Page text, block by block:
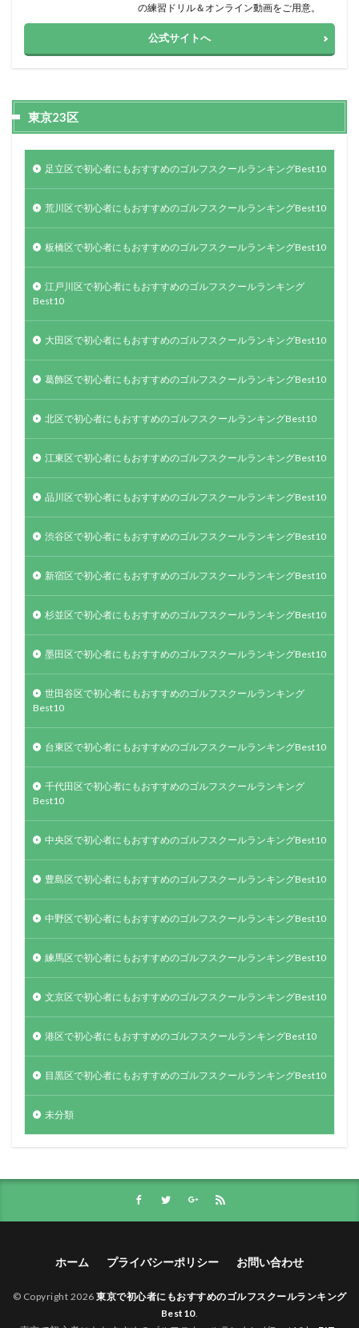
の練習ドリル＆オンライン動画をご用意。
公式サイトへ
東京23区
足立区で初心者にもおすすめのゴルフスクールランキングBest10
荒川区で初心者にもおすすめのゴルフスクールランキングBest10
板橋区で初心者にもおすすめのゴルフスクールランキングBest10
江戸川区で初心者にもおすすめのゴルフスクールランキング
Best10
大田区で初心者にもおすすめのゴルフスクールランキングBest10
葛飾区で初心者にもおすすめのゴルフスクールランキングBest10
北区で初心者にもおすすめのゴルフスクールランキングBest10
江東区で初心者にもおすすめのゴルフスクールランキングBest10
品川区で初心者にもおすすめのゴルフスクールランキングBest10
渋谷区で初心者にもおすすめのゴルフスクールランキングBest10
新宿区で初心者にもおすすめのゴルフスクールランキングBest10
杉並区で初心者にもおすすめのゴルフスクールランキングBest10
墨田区で初心者にもおすすめのゴルフスクールランキングBest10
世田谷区で初心者にもおすすめのゴルフスクールランキング
Best10
台東区で初心者にもおすすめのゴルフスクールランキングBest10
千代田区で初心者にもおすすめのゴルフスクールランキング
Best10
中央区で初心者にもおすすめのゴルフスクールランキングBest10
豊島区で初心者にもおすすめのゴルフスクールランキングBest10
中野区で初心者にもおすすめのゴルフスクールランキングBest10
練馬区で初心者にもおすすめのゴルフスクールランキングBest10
文京区で初心者にもおすすめのゴルフスクールランキングBest10
港区で初心者にもおすすめのゴルフスクールランキングBest10
目黒区で初心者にもおすすめのゴルフスクールランキングBest10
未分類
ホーム プライバシーポリシー お問い合わせ
© Copyright 2026 東京で初心者にもおすすめのゴルフスクールランキング
Best10.